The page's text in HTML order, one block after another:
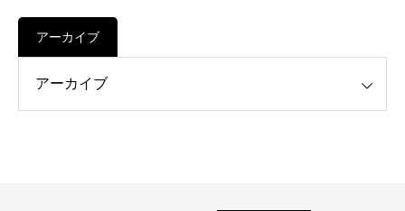
アーカイブ